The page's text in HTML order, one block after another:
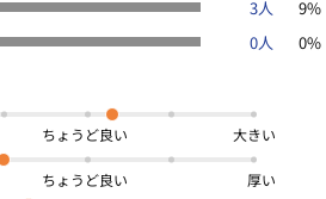
3人
9%
0人
0%
大きい
厚い